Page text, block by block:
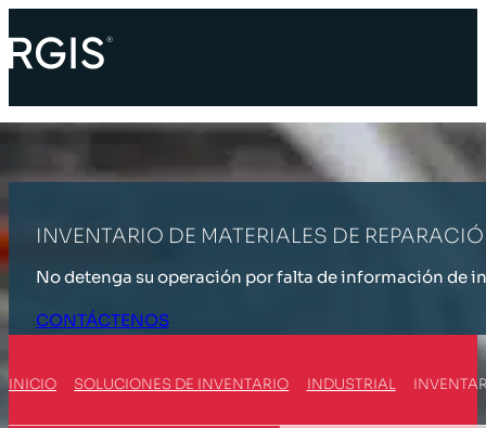
INVENTARIO DE MATERIALES DE
No detenga su operación por falta de información de
CONTÁCTENOS
INICIO SOLUCIONES DE INVENTARIO INDUSTRIAL